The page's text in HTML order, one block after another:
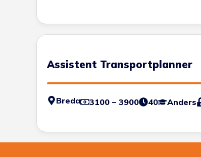
Assistent Transportplanner
Breda 3100 – 3900 40 Anders